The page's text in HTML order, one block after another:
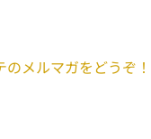
のメルマガをどうぞ